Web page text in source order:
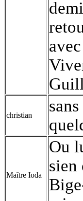
christian
Maître Ioda
Ou
sien